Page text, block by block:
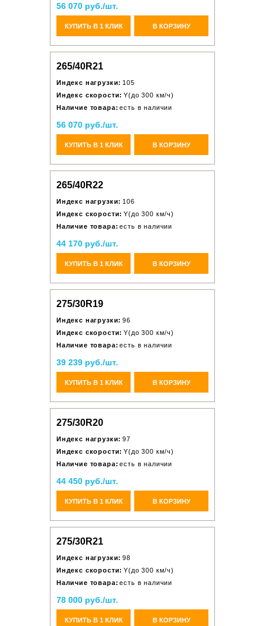
56 070 руб./шт.
КУПИТЬ В 1 КЛИК В КОРЗИНУ
265/40R21
Индекс нагрузки: 105
Индекс скорости: Y(до 300 км/ч)
Наличие товара: есть в наличии
56 070 руб./шт.
КУПИТЬ В 1 КЛИК В КОРЗИНУ
265/40R22
Индекс нагрузки: 106
Индекс скорости: Y(до 300 км/ч)
Наличие товара: есть в наличии
44 170 руб./шт.
КУПИТЬ В 1 КЛИК В КОРЗИНУ
275/30R19
Индекс нагрузки: 96
Индекс скорости: Y(до 300 км/ч)
Наличие товара: есть в наличии
39 239 руб./шт.
КУПИТЬ В 1 КЛИК В КОРЗИНУ
275/30R20
Индекс нагрузки: 97
Индекс скорости: Y(до 300 км/ч)
Наличие товара: есть в наличии
44 450 руб./шт.
КУПИТЬ В 1 КЛИК В КОРЗИНУ
275/30R21
Индекс нагрузки: 98
Индекс скорости: Y(до 300 км/ч)
Наличие товара: есть в наличии
78 000 руб./шт.
КУПИТЬ В 1 КЛИК В КОРЗИНУ